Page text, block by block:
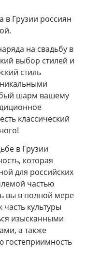
в Грузии россиян
на свадьбу в
выбор стилей и
стиль
шарм вашему
классический
в Грузии
которая
для российских
частью
вы в полной мере
часть культуры
изысканными
а также
гостеприимность